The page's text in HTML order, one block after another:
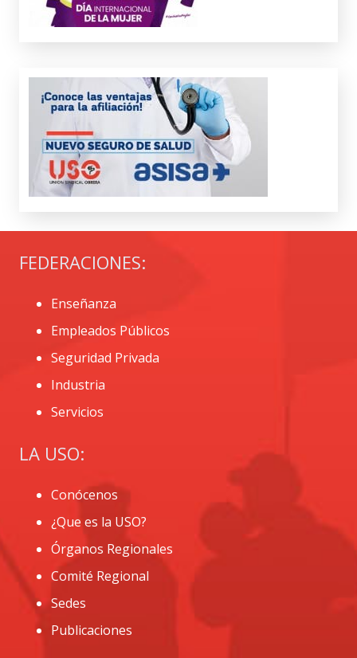
FEDERACIONES:
Enseñanza
Empleados Públicos
Seguridad Privada
Industria
Servicios
LA USO:
Conócenos
¿Que es la USO?
Órganos Regionales
Comité Regional
Sedes
Publicaciones